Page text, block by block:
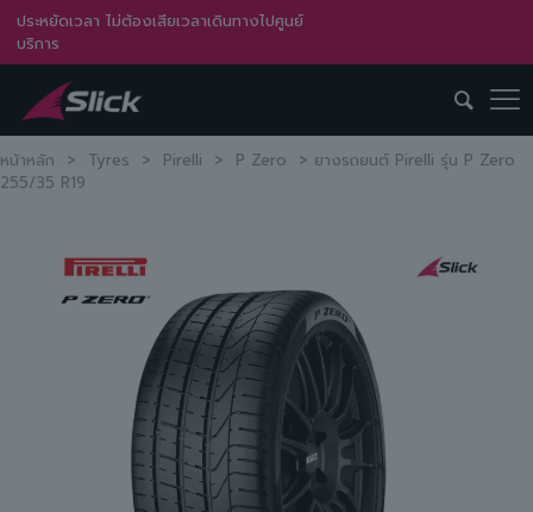
ประหยัดเวลา ไม่ต้องเสียเวลาเดินทางไปศูนย์
บริการ
หน้าหลัก > Tyres > Pirelli > P Zero > ยางรถยนต์ Pirelli รุ่น P Zero
255/35 R19